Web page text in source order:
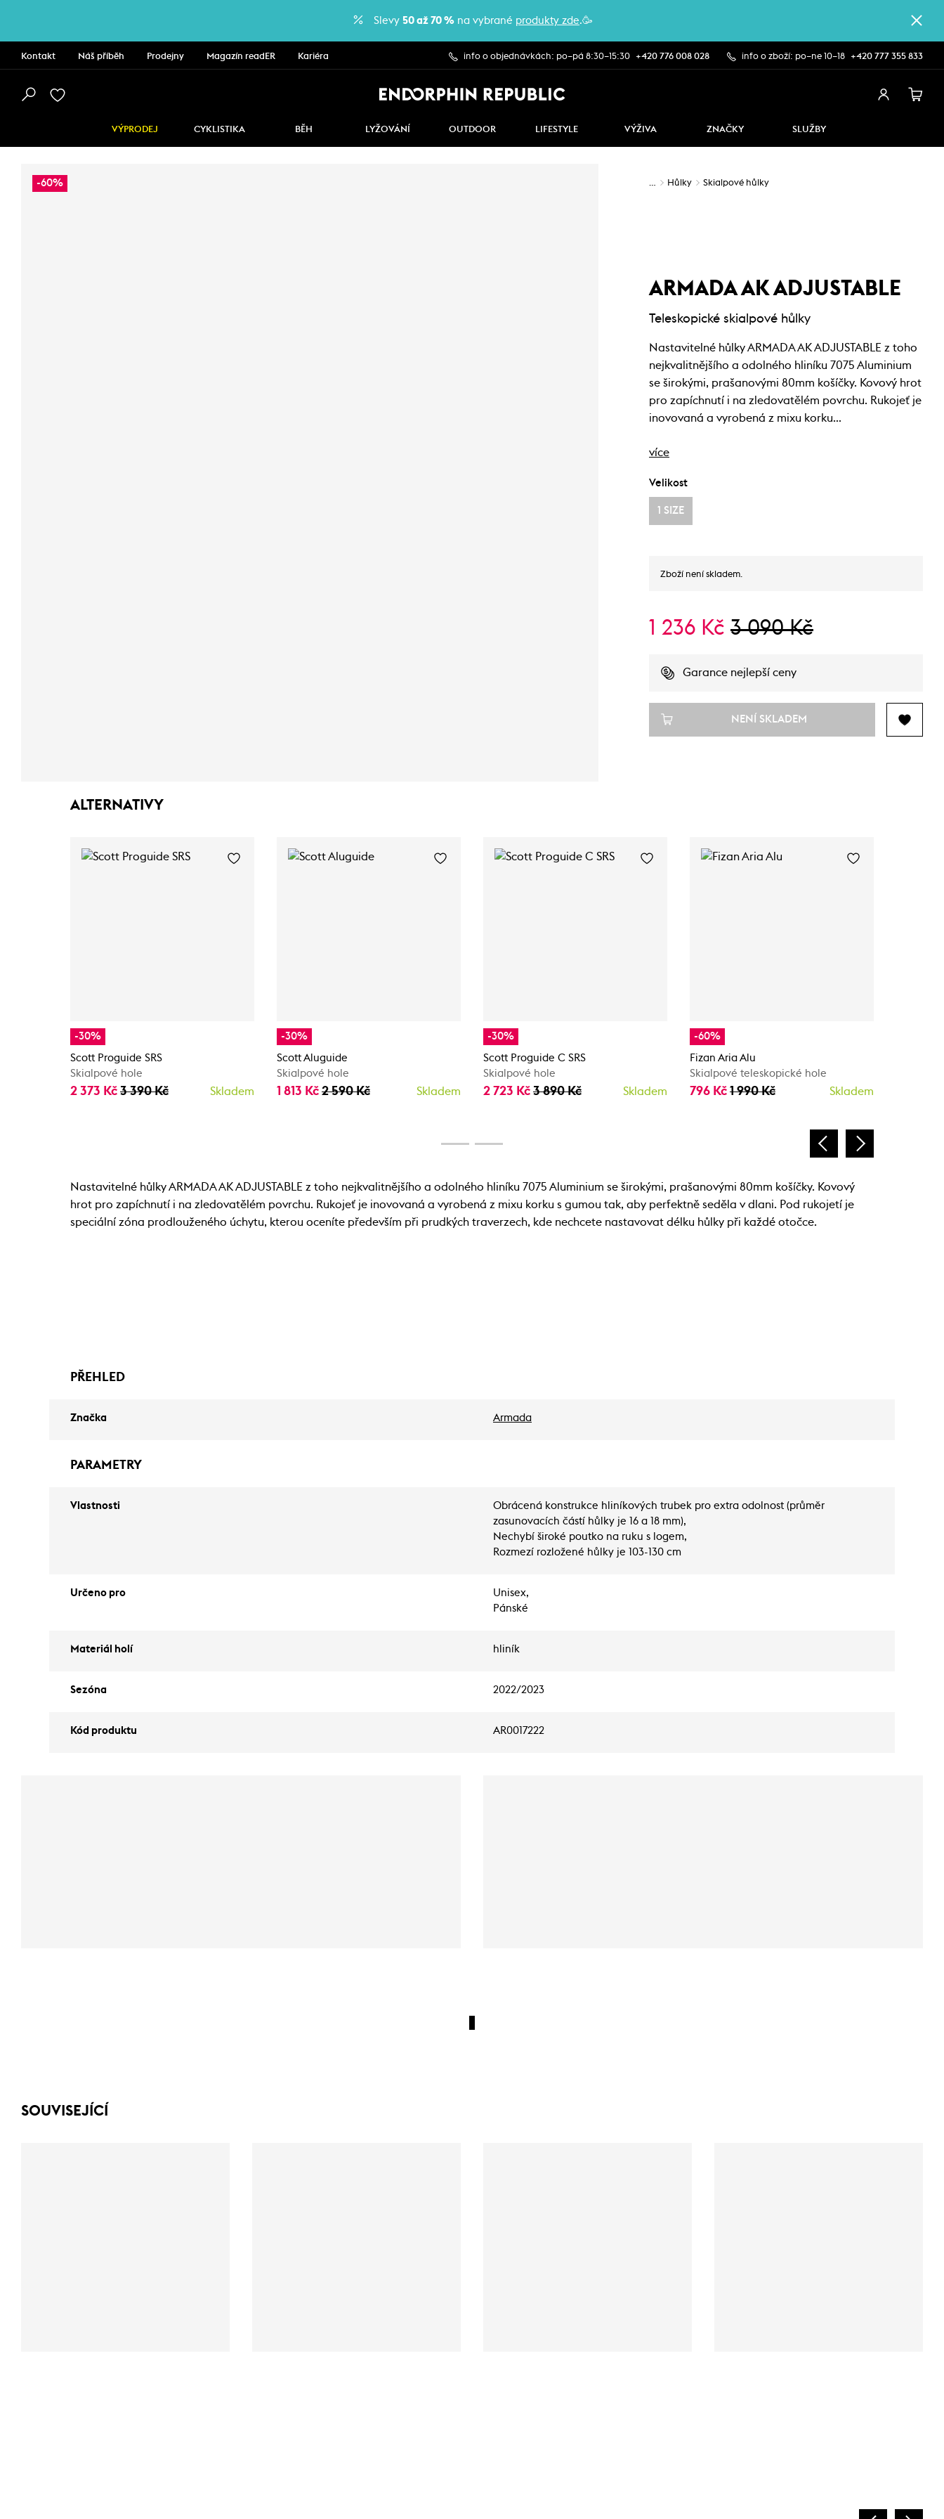
Slevy 50 až 70 % na vybrané produkty zde.🥳
Kontakt Náš příběh Prodejny Magazín readER Kariéra info o objednávkách: po–pá 8:30–15:30 +420 776 008 028 info o zboží: po–ne 10–18 +420 777 355 833
VÝPRODEJ CYKLISTIKA BĚH LYŽOVÁNÍ OUTDOOR LIFESTYLE VÝŽIVA ZNAČKY SLUŽBY
-60% … Hůlky Skialpové hůlky
ARMADA AK ADJUSTABLE
Teleskopické skialpové hůlky
Nastavitelné hůlky ARMADA AK ADJUSTABLE z toho
nejkvalitnějšího a odolného hliníku 7075 Aluminium
se širokými, prašanovými 80mm košíčky. Kovový hrot
pro zapíchnutí i na zledovatělém povrchu. Rukojeť je
inovovaná a vyrobená z mixu korku…
více
Velikost
1 SIZE
Zboží není skladem.
1 236 Kč 3 090 Kč
Garance nejlepší ceny
NENÍ SKLADEM
ALTERNATIVY
-30%
Scott Proguide SRS
Skialpové hole
2 373 Kč 3 390 Kč Skladem
-30%
Scott Aluguide
Skialpové hole
1 813 Kč 2 590 Kč Skladem
-30%
Scott Proguide C SRS
Skialpové hole
2 723 Kč 3 890 Kč Skladem
-60%
Fizan Aria Alu
Skialpové teleskopické hole
796 Kč 1 990 Kč Skladem
Nastavitelné hůlky ARMADA AK ADJUSTABLE z toho nejkvalitnějšího a odolného hliníku 7075 Aluminium se širokými, prašanovými 80mm košíčky. Kovový
hrot pro zapíchnutí i na zledovatělém povrchu. Rukojeť je inovovaná a vyrobená z mixu korku s gumou tak, aby perfektně seděla v dlani. Pod rukojetí je
speciální zóna prodlouženého úchytu, kterou oceníte především při prudkých traverzech, kde nechcete nastavovat délku hůlky při každé otočce.
PŘEHLED
Značka Armada
PARAMETRY
Vlastnosti
Obrácená konstrukce hliníkových trubek pro extra odolnost (průměr
zasunovacích částí hůlky je 16 a 18 mm),
Nechybí široké poutko na ruku s logem,
Rozmezí rozložené hůlky je 103-130 cm
Určeno pro
Unisex,
Pánské
Materiál holí hliník
Sezóna 2022/2023
Kód produktu AR0017222
SOUVISEJÍCÍ